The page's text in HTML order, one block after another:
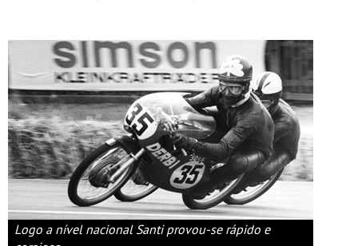
Logo a nível nacional Santi provou-se rápido e